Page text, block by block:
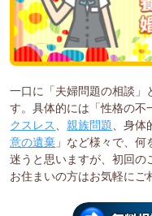
一口に「夫婦問題の相談」
す。具体的には「性格の不
クスレス、親族問題、身体
意の遺棄 」など様々で、
迷うと思いますが、初回の
お住まいの方はお気軽にご